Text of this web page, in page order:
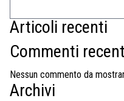
MOSTRE
EVENTI
PALAZZO DELLE MUSE
Articoli recenti
Commenti
Nessun commento da
Archivi